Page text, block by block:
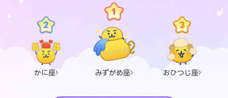
かに座 みずがめ座 おひつじ座